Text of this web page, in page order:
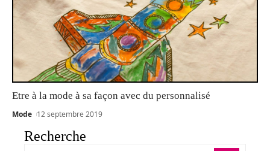
Etre à la mode à sa façon avec du personnalisé
Mode 12 septembre 2019
Recherche